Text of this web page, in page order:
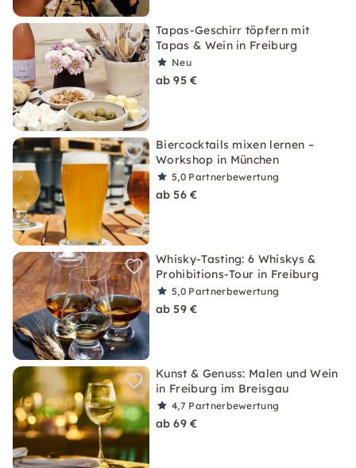
Tapas-Geschirr töpfern mit
Tapas & Wein in Freiburg
Neu
ab 95 €
Biercocktails mixen lernen –
Workshop in München
5,0 Partnerbewertung
ab 56 €
Whisky-Tasting: 6 Whiskys &
Prohibitions-Tour in Freiburg
5,0 Partnerbewertung
ab 59 €
Kunst & Genuss: Malen und Wein
in Freiburg im Breisgau
4,7 Partnerbewertung
ab 69 €